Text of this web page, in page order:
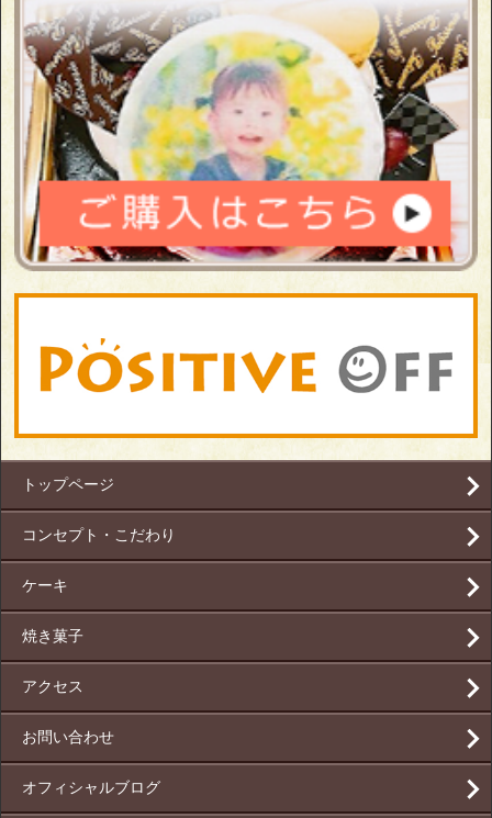
トップページ
コンセプト・こだわり
ケーキ
焼き菓子
アクセス
お問い合わせ
オフィシャルブログ